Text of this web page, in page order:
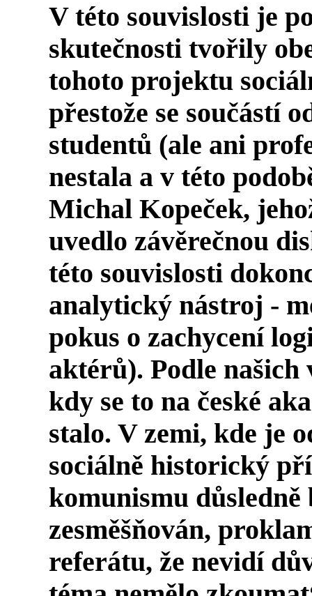
V této souvislosti je
skutečnosti tvořily
tohoto projektu
přestože se součástí
studentů (ale ani
nestala a v této
Michal Kopeček,
uvedlo závěrečnou
této souvislosti
analytický nástroj -
pokus o zachycení
aktérů). Podle našich
kdy se to na české
stalo. V zemi, kde je
sociálně historický
komunismu důsledně
zesměšňován,
referátu, že nevidí